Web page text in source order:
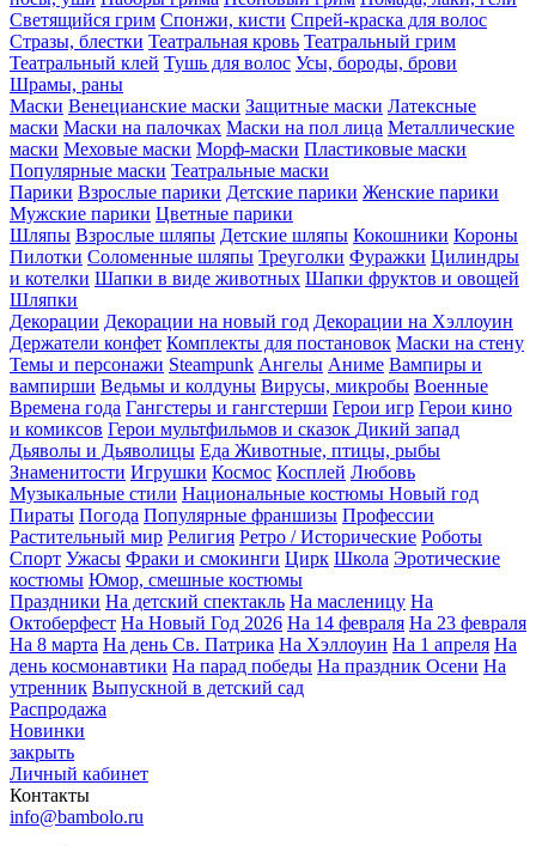
Светящийся грим Спонжи, кисти Спрей-краска для волос
Стразы, блестки Театральная кровь Театральный грим
Театральный клей Тушь для волос Усы, бороды, брови
Шрамы, раны
Маски Венецианские маски Защитные маски Латексные
маски Маски на палочках Маски на пол лица Металлические
маски Меховые маски Морф-маски Пластиковые маски
Популярные маски Театральные маски
Парики Взрослые парики Детские парики Женские парики
Мужские парики Цветные парики
Шляпы Взрослые шляпы Детские шляпы Кокошники Короны
Пилотки Соломенные шляпы Треуголки Фуражки Цилиндры
и котелки Шапки в виде животных Шапки фруктов и овощей
Шляпки
Декорации Декорации на новый год Декорации на Хэллоуин
Держатели конфет Комплекты для постановок Маски на стену
Темы и персонажи Steampunk Ангелы Аниме Вампиры и
вампирши Ведьмы и колдуны Вирусы, микробы Военные
Времена года Гангстеры и гангстерши Герои игр Герои кино
и комиксов Герои мультфильмов и сказок Дикий запад
Дьяволы и Дьяволицы Еда Животные, птицы, рыбы
Знаменитости Игрушки Космос Косплей Любовь
Музыкальные стили Национальные костюмы Новый год
Пираты Погода Популярные франшизы Профессии
Растительный мир Религия Ретро / Исторические Роботы
Спорт Ужасы Фраки и смокинги Цирк Школа Эротические
костюмы Юмор, смешные костюмы
Праздники На детский спектакль На масленицу На
Октоберфест На Новый Год 2026 На 14 февраля На 23 февраля
На 8 марта На день Св. Патрика На Хэллоуин На 1 апреля На
день космонавтики На парад победы На праздник Осени На
утренник Выпускной в детский сад
Распродажа
Новинки
закрыть
Личный кабинет
Контакты
info@bambolo.ru